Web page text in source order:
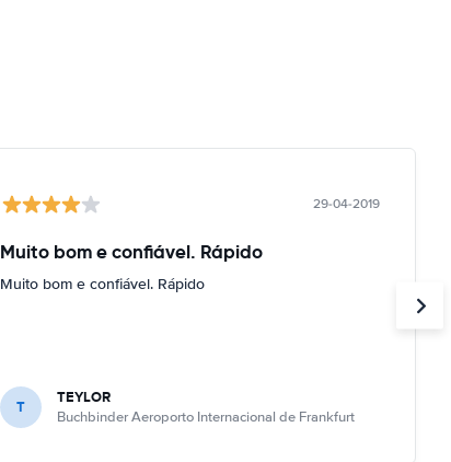
29-04-2019
Muito bom e confiável. Rápido
Muito bom e confiável. Rápido
T TEYLOR
Buchbinder Aeroporto Internacional de Frankfurt